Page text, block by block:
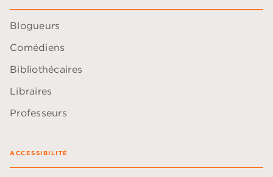
Blogueurs
Comédiens
Bibliothécaires
Libraires
Professeurs
ACCESSIBILITÉ